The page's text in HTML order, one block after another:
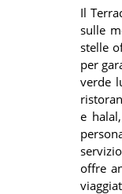
Il
sulle
stelle
per
verde
e
offre